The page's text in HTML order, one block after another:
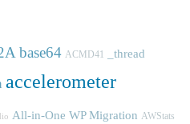
base64 ACMD41 _thread
accelerometer
All-in-One WP Migration AWStats